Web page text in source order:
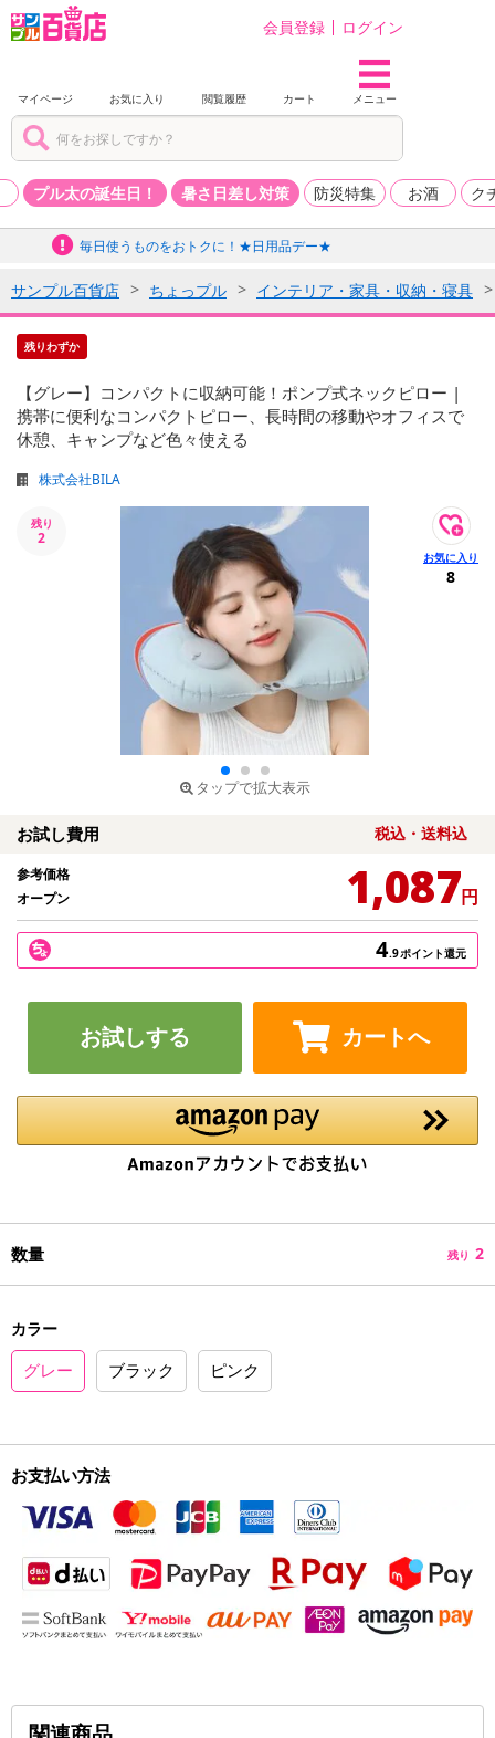
会員登録 ログイン
マイページ お気に入り 閲覧履歴 カート メニュー
プル太の誕生日！ 暑さ日差し対策 防災特集 お酒 ク
毎日使うものをおトクに！★日用品デー★
サンプル百貨店 ちょっプル インテリア・家具・収納・寝具
残りわずか
【グレー】コンパクトに収納可能！ポンプ式ネックピロー |
携帯に便利なコンパクトピロー、長時間の移動やオフィスで
休憩、キャンプなど色々使える
株式会社BILA
残り
2
タップで拡大表示
8
お試し費用 税込・送料込
参考価格
オープン
1,087円
4.9ポイント還元
お試しする カートへ
数量 残り 2
カラー
グレー ブラック ピンク
お支払い方法